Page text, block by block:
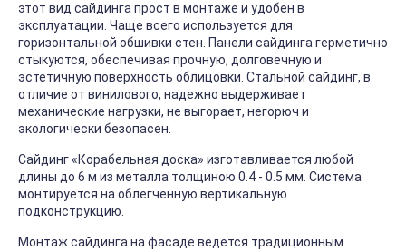
этот вид сайдинга прост в монтаже и удобен в
эксплуатации. Чаще всего используется для
горизонтальной обшивки стен. Панели сайдинга герметично
стыкуются, обеспечивая прочную, долговечную и
эстетичную поверхность облицовки. Стальной сайдинг, в
отличие от винилового, надежно выдерживает
механические нагрузки, не выгорает, негорюч и
экологически безопасен.
Сайдинг «Корабельная доска» изготавливается любой
длины до 6 м из металла толщиною 0.4 - 0.5 мм. Система
монтируется на облегченную вертикальную
подконструкцию.
Монтаж сайдинга на фасаде ведется традиционным